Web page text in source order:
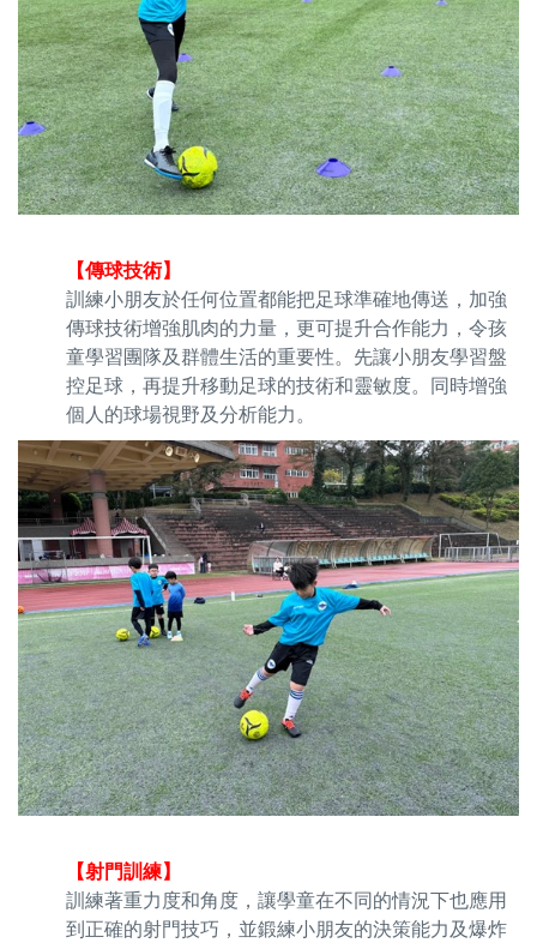
【傳球技術】
訓練小朋友於任何位置都能把足球準確地傳送，加強
傳球技術增強肌肉的力量，更可提升合作能力，令孩
童學習團隊及群體生活的重要性。先讓小朋友學習盤
控足球，再提升移動足球的技術和靈敏度。同時增強
個人的球場視野及分析能力。
【射門訓練】
訓練著重力度和角度，讓學童在不同的情況下也應用
到正確的射門技巧，並鍛練小朋友的決策能力及爆炸